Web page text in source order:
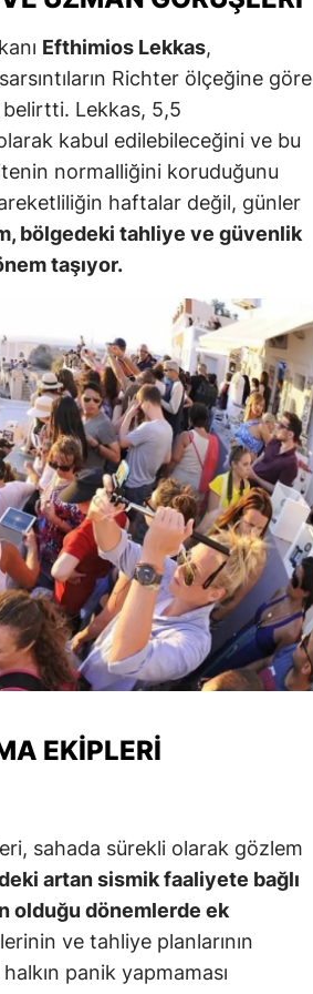
Efthimios Lekkas,
Richter ölçeğine göre
belirtti. Lekkas, 5,5
kabul edilebileceğini ve bu
normalliğini koruduğunu
haftalar değil, günler
bölgedeki tahliye ve güvenlik
taşıyor.
EKIPLERI
sahada sürekli olarak gözlem
artan sismik faaliyete bağlı
olduğu dönemlerde ek
ve tahliye planlarının
panik yapmaması